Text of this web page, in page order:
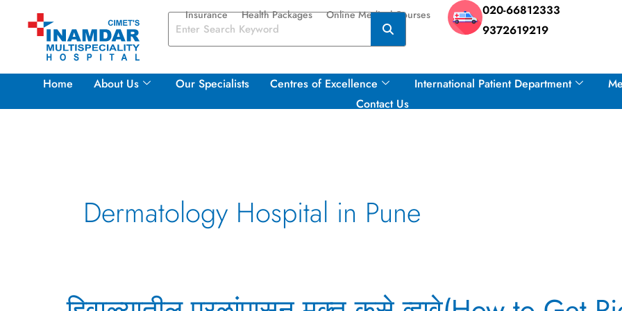
Insurance Health Packages Online Medical Courses
020-66812333
9372619219
Home About Us Our Specialists Centres of Excellence International Patient Department
Contact Us
Dermatology Hospital in Pune
पुरळांपासून